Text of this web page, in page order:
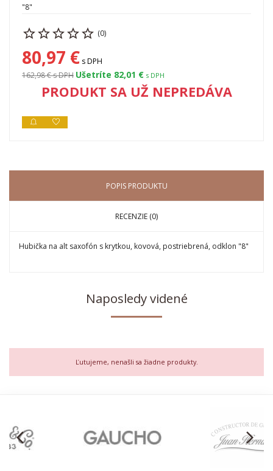
"8"
(0)
80,97 € s DPH
162,98 €s DPH Ušetríte 82,01 € s DPH
PRODUKT SA UŽ NEPREDÁVA
POPIS PRODUKTU
RECENZIE (0)
Hubička na alt saxofón s krytkou, kovová, postriebrená, odklon "8"
Naposledy videné
Ľutujeme, nenašli sa žiadne produkty.
arrow_back_ios arrow_forward_ios